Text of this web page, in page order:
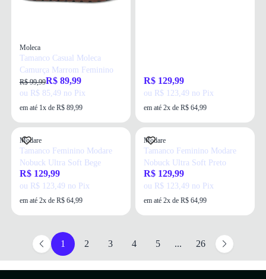
Moleca
Tamanco Casual Moleca
Camurça Marrom Feminino
R$ 99,99R$ 89,99
ou R$ 85,49 no Pix
em até 1x de R$ 89,99
R$ 129,99
ou R$ 123,49 no Pix
em até 2x de R$ 64,99
Modare
Tamanco Feminino Modare
Nobuck Ultra Soft Bege
R$ 129,99
ou R$ 123,49 no Pix
em até 2x de R$ 64,99
Modare
Tamanco Feminino Modare
Nobuck Ultra Soft Preto
R$ 129,99
ou R$ 123,49 no Pix
em até 2x de R$ 64,99
1 2 3 4 5 ... 26